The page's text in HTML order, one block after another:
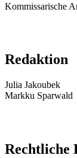
Kommissarische
Redaktion
Julia Jakoubek
Markku Sparwald
Rechtliche